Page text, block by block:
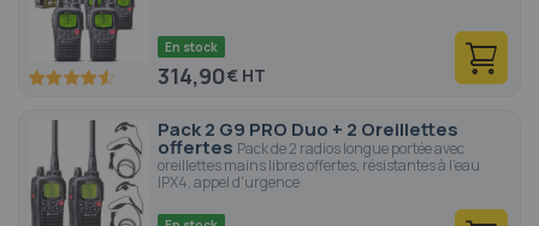
91.2 100
En stock
314,90€
Pack 2 G9 PRO Duo + 2 Oreillettes
offertes Pack de 2 radios longue portée avec
oreillettes mains libres offertes, résistantes à l'eau
IPX4, appel d'urgence